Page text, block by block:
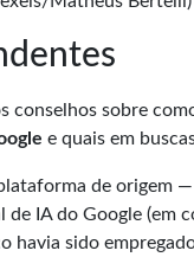
conselhos sobre
e quais em
de origem
IA do Google (em
havia sido